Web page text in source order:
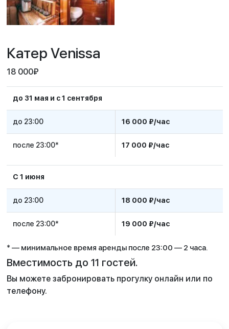
Катер Venissa
18 000₽
до 31 мая и с 1 сентября
до 23:00 16 000 ₽/час
после 23:00* 17 000 ₽/час
C 1 июня
до 23:00 18 000 ₽/час
после 23:00* 19 000 ₽/час
* — минимальное время аренды после 23:00 — 2 часа.
Вместимость до 11 гостей.
Вы можете забронировать прогулку онлайн или по
телефону.